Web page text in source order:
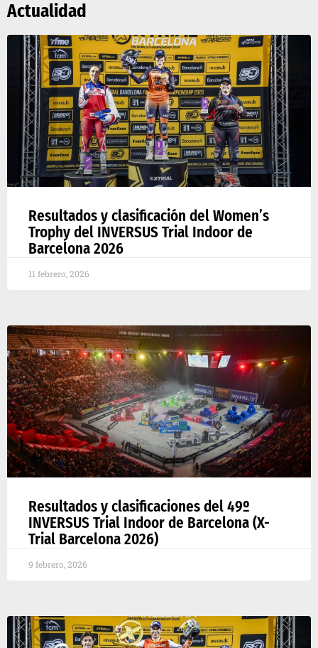
Actualidad
Resultados y clasificación del Women’s
Trophy del INVERSUS Trial Indoor de
Barcelona 2026
11 febrero, 2026
Resultados y clasificaciones del 49º
INVERSUS Trial Indoor de Barcelona (X-
Trial Barcelona 2026)
9 febrero, 2026